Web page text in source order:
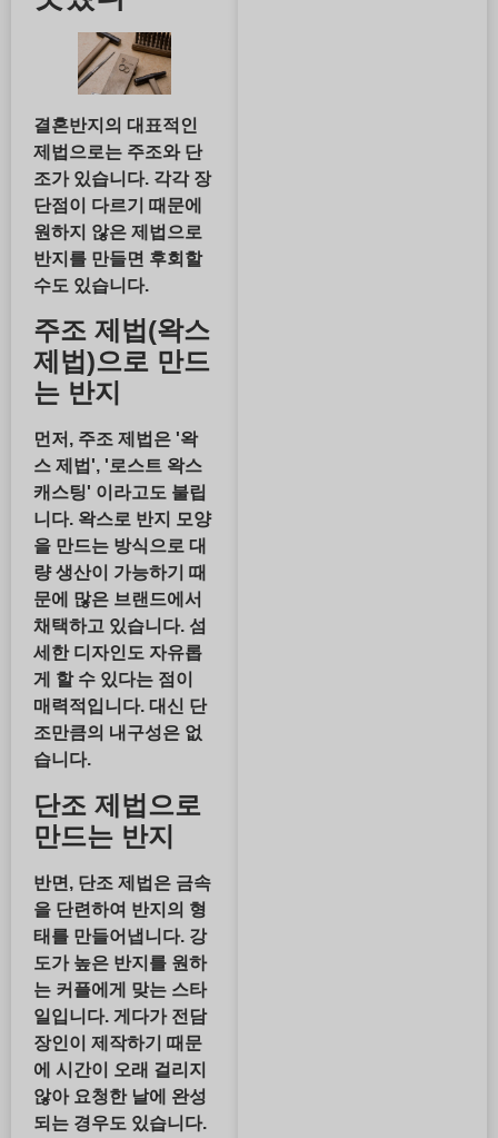
결혼반지의 대표적인
제법으로는 주조와 단
조가 있습니다. 각각 장
단점이 다르기 때문에
원하지 않은 제법으로
반지를 만들면 후회할
수도 있습니다.
주조 제법(왁스
제법)으로 만드
는 반지
먼저, 주조 제법은 '왁
스 제법', '로스트 왁스
캐스팅' 이라고도 불립
니다. 왁스로 반지 모양
을 만드는 방식으로 대
량 생산이 가능하기 때
문에 많은 브랜드에서
채택하고 있습니다. 섬
세한 디자인도 자유롭
게 할 수 있다는 점이
매력적입니다. 대신 단
조만큼의 내구성은 없
습니다.
단조 제법으로
만드는 반지
반면, 단조 제법은 금속
을 단련하여 반지의 형
태를 만들어냅니다. 강
도가 높은 반지를 원하
는 커플에게 맞는 스타
일입니다. 게다가 전담
장인이 제작하기 때문
에 시간이 오래 걸리지
않아 요청한 날에 완성
되는 경우도 있습니다.